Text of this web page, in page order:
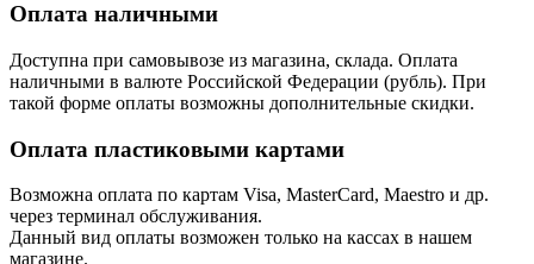
Оплата наличными
Доступна при самовывозе из магазина, склада. Оплата
наличными в валюте Российской Федерации (рубль). При
такой форме оплаты возможны дополнительные скидки.
Оплата пластиковыми картами
Возможна оплата по картам Visa, MasterCard, Maestro и др.
через терминал обслуживания.
Данный вид оплаты возможен только на кассах в нашем
магазине.